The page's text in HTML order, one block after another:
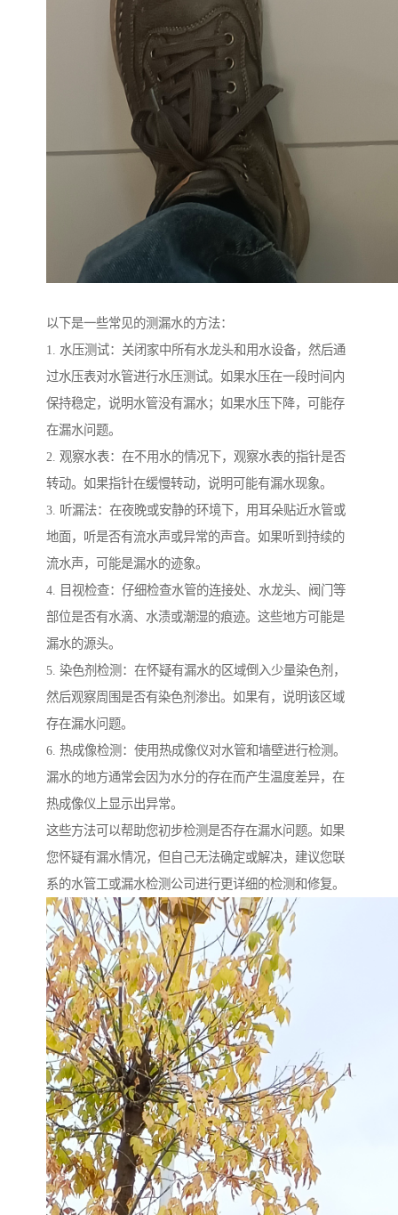
以下是一些常见的测漏水的方法：
1. 水压测试：关闭家中所有水龙头和用水设备，然后通
过水压表对水管进行水压测试。如果水压在一段时间内
保持稳定，说明水管没有漏水；如果水压下降，可能存
在漏水问题。
2. 观察水表：在不用水的情况下，观察水表的指针是否
转动。如果指针在缓慢转动，说明可能有漏水现象。
3. 听漏法：在夜晚或安静的环境下，用耳朵贴近水管或
地面，听是否有流水声或异常的声音。如果听到持续的
流水声，可能是漏水的迹象。
4. 目视检查：仔细检查水管的连接处、水龙头、阀门等
部位是否有水滴、水渍或潮湿的痕迹。这些地方可能是
漏水的源头。
5. 染色剂检测：在怀疑有漏水的区域倒入少量染色剂，
然后观察周围是否有染色剂渗出。如果有，说明该区域
存在漏水问题。
6. 热成像检测：使用热成像仪对水管和墙壁进行检测。
漏水的地方通常会因为水分的存在而产生温度差异，在
热成像仪上显示出异常。
这些方法可以帮助您初步检测是否存在漏水问题。如果
您怀疑有漏水情况，但自己无法确定或解决，建议您联
系的水管工或漏水检测公司进行更详细的检测和修复。